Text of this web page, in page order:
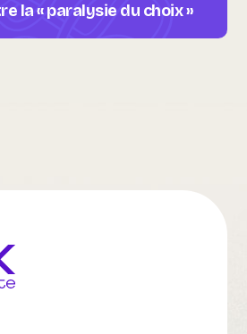
la « paralysie du choix »